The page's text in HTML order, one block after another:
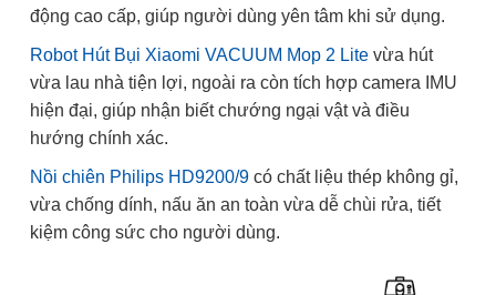
động cao cấp, giúp người dùng yên tâm khi sử dụng.
Robot Hút Bụi Xiaomi VACUUM Mop 2 Lite vừa hút
vừa lau nhà tiện lợi, ngoài ra còn tích hợp camera IMU
hiện đại, giúp nhận biết chướng ngại vật và điều
hướng chính xác.
Nồi chiên Philips HD9200/9 có chất liệu thép không gỉ,
vừa chống dính, nấu ăn an toàn vừa dễ chùi rửa, tiết
kiệm công sức cho người dùng.